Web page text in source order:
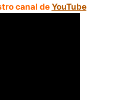
canal de YouTube